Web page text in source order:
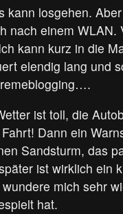
kann losgehen.
nach einem WLAN.
kann kurz in die
elendig lang und
ist toll, die
Dann ein
Sandsturm, das
ist wirklich ein
mich sehr
hat.